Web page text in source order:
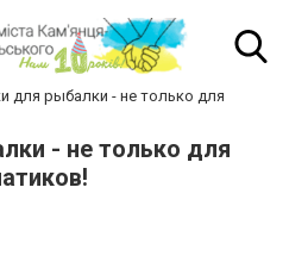
для рыбалки - не только для
- не только для